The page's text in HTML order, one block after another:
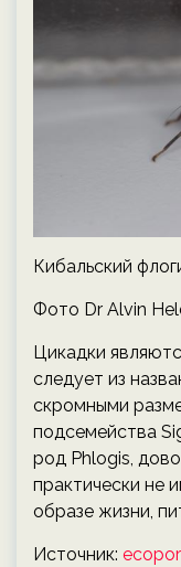
Кибальский
Фото Dr Alvin
Цикадки
следует из
скромными
подсемейства
род Phlogis,
практически не
образе жизни,
Источник: